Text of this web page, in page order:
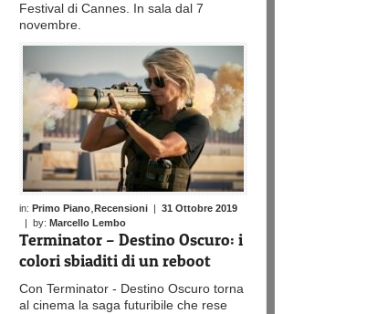
Festival di Cannes. In sala dal 7
novembre.
in: Primo Piano Recensioni | 31 Ottobre 2019
| by: Marcello Lembo
Terminator – Destino Oscuro: i
colori sbiaditi di un reboot
Con Terminator - Destino Oscuro torna
al cinema la saga futuribile che rese